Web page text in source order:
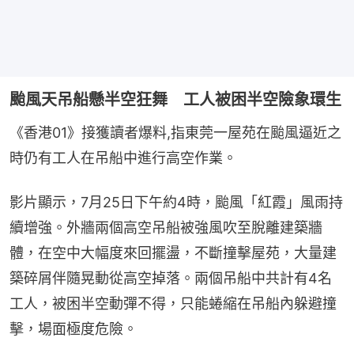
颱風天吊船懸半空狂舞 工人被困半空險象環生
《香港01》接獲讀者爆料,指東莞一屋苑在颱風逼近之
時仍有工人在吊船中進行高空作業。
影片顯示，7月25日下午約4時，颱風「紅霞」風雨持
續增強。外牆兩個高空吊船被強風吹至脫離建築牆
體，在空中大幅度來回擺盪，不斷撞擊屋苑，大量建
築碎屑伴隨晃動從高空掉落。兩個吊船中共計有4名
工人，被困半空動彈不得，只能蜷縮在吊船內躲避撞
擊，場面極度危險。